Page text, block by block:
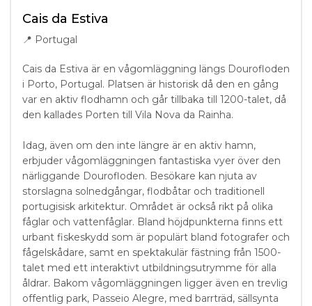
Cais da Estiva
📍 Portugal
Cais da Estiva är en vågomläggning längs Dourofloden
i Porto, Portugal. Platsen är historisk då den en gång
var en aktiv flodhamn och går tillbaka till 1200-talet, då
den kallades Porten till Vila Nova da Rainha.
Idag, även om den inte längre är en aktiv hamn,
erbjuder vågomläggningen fantastiska vyer över den
närliggande Dourofloden. Besökare kan njuta av
storslagna solnedgångar, flodbåtar och traditionell
portugisisk arkitektur. Området är också rikt på olika
fåglar och vattenfåglar. Bland höjdpunkterna finns ett
urbant fiskeskydd som är populärt bland fotografer och
fågelskådare, samt en spektakulär fästning från 1500-
talet med ett interaktivt utbildningsutrymme för alla
åldrar. Bakom vågomläggningen ligger även en trevlig
offentlig park, Passeio Alegre, med barrträd, sällsynta